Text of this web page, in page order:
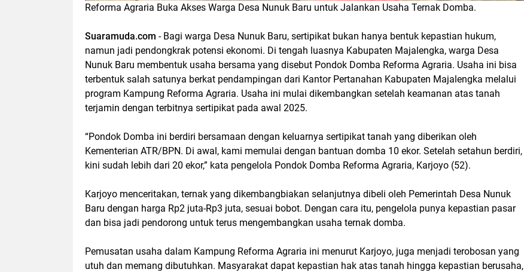
Reforma Agraria Buka Akses Warga Desa Nunuk Baru untuk Jalankan Usaha Ternak Domba.
Suaramuda.com - Bagi warga Desa Nunuk Baru, sertipikat bukan hanya bentuk kepastian hukum,
namun jadi pendongkrak potensi ekonomi. Di tengah luasnya Kabupaten Majalengka, warga Desa
Nunuk Baru membentuk usaha bersama yang disebut Pondok Domba Reforma Agraria. Usaha ini bisa
terbentuk salah satunya berkat pendampingan dari Kantor Pertanahan Kabupaten Majalengka melalui
program Kampung Reforma Agraria. Usaha ini mulai dikembangkan setelah keamanan atas tanah
terjamin dengan terbitnya sertipikat pada awal 2025.
“Pondok Domba ini berdiri bersamaan dengan keluarnya sertipikat tanah yang diberikan oleh
Kementerian ATR/BPN. Di awal, kami memulai dengan bantuan domba 10 ekor. Setelah setahun berdiri,
kini sudah lebih dari 20 ekor,” kata pengelola Pondok Domba Reforma Agraria, Karjoyo (52).
Karjoyo menceritakan, ternak yang dikembangbiakan selanjutnya dibeli oleh Pemerintah Desa Nunuk
Baru dengan harga Rp2 juta-Rp3 juta, sesuai bobot. Dengan cara itu, pengelola punya kepastian pasar
dan bisa jadi pendorong untuk terus mengembangkan usaha ternak domba.
Pemusatan usaha dalam Kampung Reforma Agraria ini menurut Karjoyo, juga menjadi terobosan yang
utuh dan memang dibutuhkan. Masyarakat dapat kepastian hak atas tanah hingga kepastian berusaha,